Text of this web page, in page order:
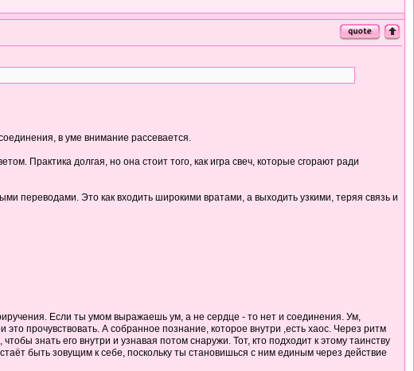
в уме внимание рассевается.
Практика долгая, но она стоит того, как игра свеч, которые сгорают ради
переводами. Это как входить широкими вратами, а выходить узкими, теряя связь и
Если ты умом выражаешь ум, а не сердце - то нет и соединения. Ум,
прочувствовать. А собранное познание, которое внутри ,есть хаос. Через ритм
знать его внутри и узнавая потом снаружи. Тот, кто подходит к этому таинству
быть зовущим к себе, поскольку ты становишься с ним единым через действие